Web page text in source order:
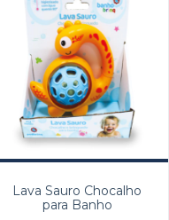
Lava Sauro Chocalho
para Banho